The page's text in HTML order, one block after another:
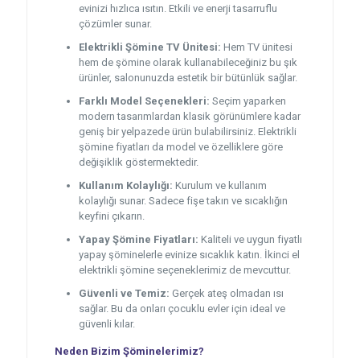
evinizi hızlıca ısıtın. Etkili ve enerji tasarruflu
çözümler sunar.
Elektrikli Şömine TV Ünitesi: Hem TV ünitesi
hem de şömine olarak kullanabileceğiniz bu şık
ürünler, salonunuzda estetik bir bütünlük sağlar.
Farklı Model Seçenekleri: Seçim yaparken
modern tasarımlardan klasik görünümlere kadar
geniş bir yelpazede ürün bulabilirsiniz. Elektrikli
şömine fiyatları da model ve özelliklere göre
değişiklik göstermektedir.
Kullanım Kolaylığı: Kurulum ve kullanım
kolaylığı sunar. Sadece fişe takın ve sıcaklığın
keyfini çıkarın.
Yapay Şömine Fiyatları: Kaliteli ve uygun fiyatlı
yapay şöminelerle evinize sıcaklık katın. İkinci el
elektrikli şömine seçeneklerimiz de mevcuttur.
Güvenli ve Temiz: Gerçek ateş olmadan ısı
sağlar. Bu da onları çocuklu evler için ideal ve
güvenli kılar.
Neden Bizim Şöminelerimiz?